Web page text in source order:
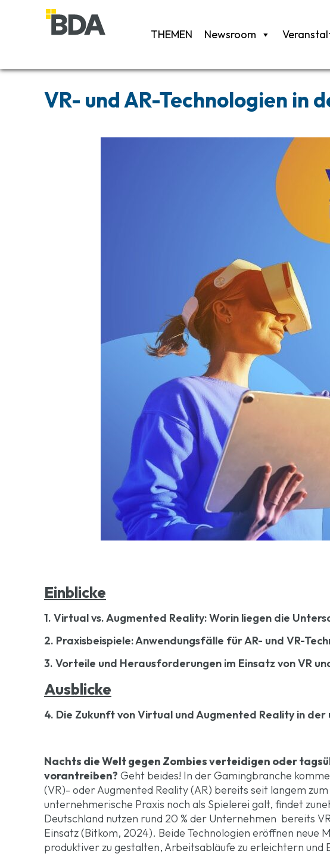
THEMEN Newsroom
VR- und AR-Technologien in
Einblicke
1. Virtual vs. Augmented Reality: Worin liegen die
2. Praxisbeispiele: Anwendungsfälle für AR- und VR-
3. Vorteile und Herausforderungen im Einsatz von VR
Ausblicke
4. Die Zukunft von Virtual und Augmented Reality in der
Nachts die Welt gegen Zombies verteidigen oder
vorantreiben? Geht beides! In der Gamingbranche
(VR)- oder Augmented Reality (AR) bereits seit langem
unternehmerische Praxis noch als Spielerei galt, findet
Deutschland nutzen rund 20 % der Unternehmen bereits
Einsatz (Bitkom, 2024). Beide Technologien eröffnen neue
produktiver zu gestalten, Arbeitsabläufe zu erleichtern